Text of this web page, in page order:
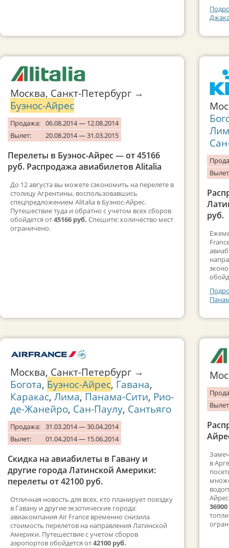
Москва, Санкт-Петербург →
Буэнос-Айрес
Продажа: 06.08.2014 — 12.08.2014
Вылет:
20.08.2014 — 31.03.2015
Перелеты в Буэнос-Айрес — от 45166
руб. Распродажа авиабилетов Alitalia
До 12 августа вы можете сэкономить на перелете в
столицу Агрентины, воспользовавшись
спецпредложением Alitalia в Буэнос-Айрес.
Путешествие туда и обратно с учетом всех сборов
обойдется от45166 руб. Спешите: количество мест
ограничено.
Москва, Санкт-Петербург →
Богота, Буэнос-Айрес, Гавана,
Каракас, Лима, Панама-Сити, Рио-
де-Жанейро, Сан-Паулу, Сантьяго
Продажа: 31.03.2014 — 30.04.2014
Вылет:
01.04.2014 — 15.06.2014
Скидка на авиабилеты в Гавану и
другие города Латинской Америки:
перелеты от 42100 руб.
Отличная новость для всех, кто планирует поездку
в Гавану и другие экзотические города:
авиакомпания Air France временно снизила
стоимость перелетов на направления Латинской
Америки. Путешествие с учетом сборов
аэропортов обойдется от42100 руб.
руб.
в